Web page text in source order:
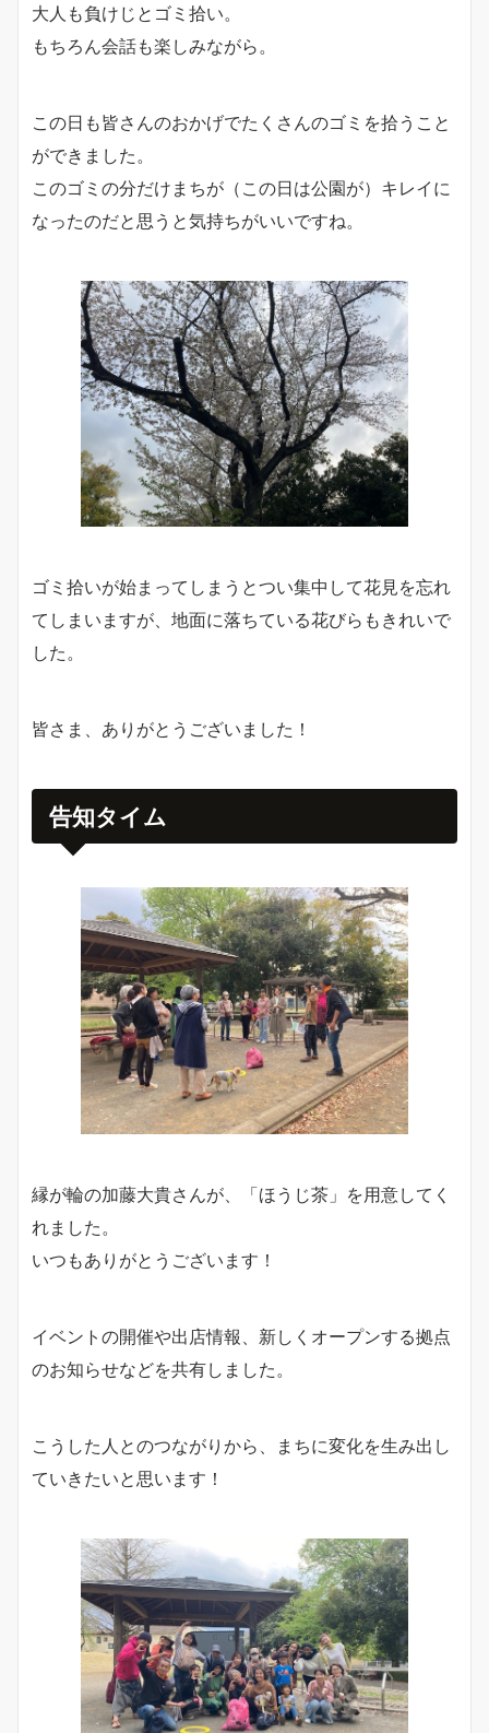
大人も負けじとゴミ拾い。
もちろん会話も楽しみながら。
この日も皆さんのおかげでたくさんのゴミを拾うこと
ができました。
このゴミの分だけまちが（この日は公園が）キレイに
なったのだと思うと気持ちがいいですね。
ゴミ拾いが始まってしまうとつい集中して花見を忘れ
てしまいますが、地面に落ちている花びらもきれいで
した。
皆さま、ありがとうございました！
告知タイム
縁が輪の加藤大貴さんが、「ほうじ茶」を用意してく
れました。
いつもありがとうございます！
イベントの開催や出店情報、新しくオープンする拠点
のお知らせなどを共有しました。
こうした人とのつながりから、まちに変化を生み出し
ていきたいと思います！